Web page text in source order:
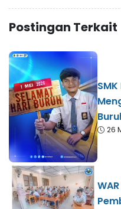
Postingan Terkait
26